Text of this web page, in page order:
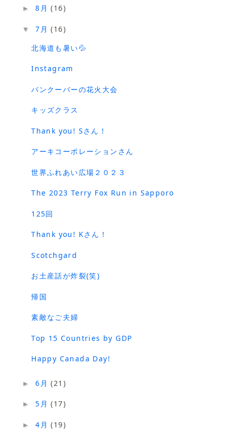
►8月(16)
▼7月(16)
北海道も暑い💦
Instagram
バンクーバーの花火大会
キッズクラス
Thank you! Sさん！
アーキコーポレーションさん
世界ふれあい広場２０２３
The 2023 Terry Fox Run in Sapporo
125回
Thank you! Kさん！
Scotchgard
お土産話が炸裂(笑)
帰国
素敵なご夫婦
Top 15 Countries by GDP
Happy Canada Day!
►6月(21)
►5月(17)
►4月(19)